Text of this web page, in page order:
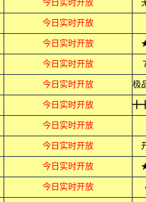
今日实时开放
今日实时开放
今日实时开放
今日实时开放
今日实时开放
今日实时开放
今日实时开放
今日实时开放
今日实时开放
今日实时开放